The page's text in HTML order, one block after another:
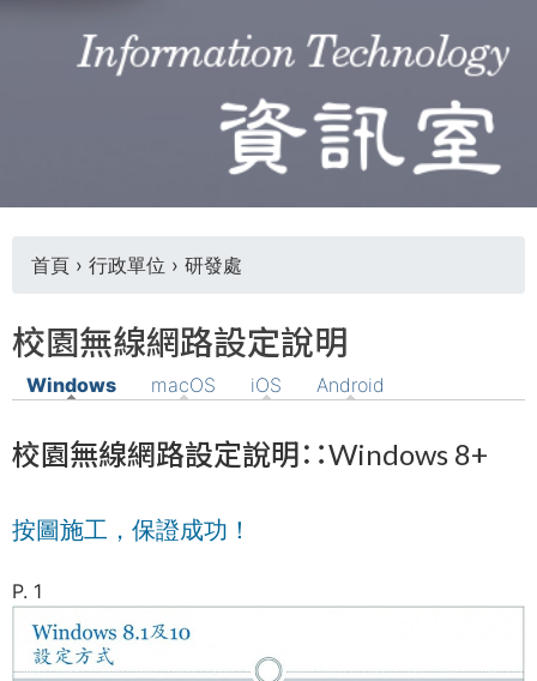
在
首頁 › 行政單位 › 研發處
校園無線網路設定說明
Windows (作用中頁籤)
macOS iOS Android
校園無線網路設定說明∷Windows 8+
按圖施工，保證成功！
P. 1